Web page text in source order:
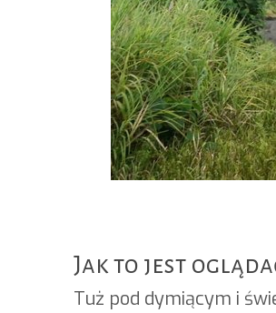
Jak to jest
Tuż pod dymiącym i